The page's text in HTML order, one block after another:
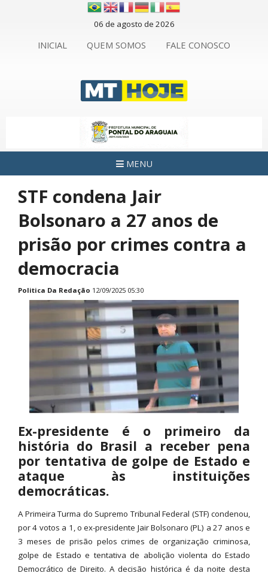
06 de agosto de 2026
INICIAL QUEM SOMOS FALE CONOSCO
MENU
STF condena Jair
Bolsonaro a 27 anos de
prisão por crimes contra a
democracia
Politica Da Redação 12/09/2025 05:30
Ex-presidente é o primeiro da
história do Brasil a receber pena
por tentativa de golpe de Estado e
ataque às instituições
democráticas.
A Primeira Turma do Supremo Tribunal Federal (STF) condenou,
por 4 votos a 1, o ex-presidente Jair Bolsonaro (PL) a 27 anos e
3 meses de prisão pelos crimes de organização criminosa,
golpe de Estado e tentativa de abolição violenta do Estado
Democrático de Direito. A decisão histórica é da noite desta